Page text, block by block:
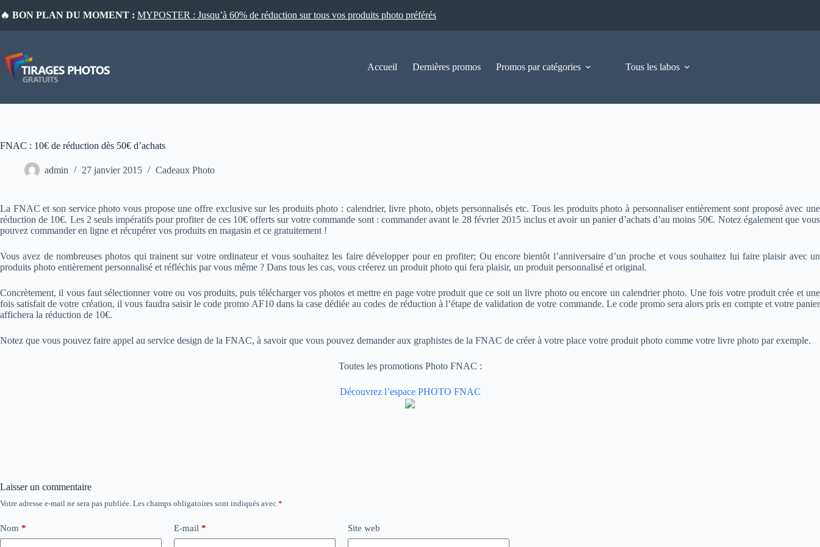
au
🔥 BON PLAN DU MOMENT : MYPOSTER : Jusqu’à 60% de réduction sur tous vos produits photo préférés
Accueil Dernières promos Promos par catégories Tous les labos
FNAC : 10€ de réduction dès 50€ d’achats
admin 27 janvier 2015 Cadeaux Photo
La FNAC et son service photo vous propose une offre exclusive sur les produits photo : calendrier, livre photo, objets personnalisés etc. Tous les produits photo à personnaliser entièrement sont proposé avec une
réduction de 10€. Les 2 seuls impératifs pour profiter de ces 10€ offerts sur votre commande sont : commander avant le 28 février 2015 inclus et avoir un panier d’achats d’au moins 50€. Notez également que vous
pouvez commander en ligne et récupérer vos produits en magasin et ce gratuitement !
Vous avez de nombreuses photos qui trainent sur votre ordinateur et vous souhaitez les faire développer pour en profiter; Ou encore bientôt l’anniversaire d’un proche et vous souhaitez lui faire plaisir avec un
produits photo entièrement personnalisé et réfléchis par vous même ? Dans tous les cas, vous créerez un produit photo qui fera plaisir, un produit personnalisé et original.
Concrètement, il vous faut sélectionner votre ou vos produits, puis télécharger vos photos et mettre en page votre produit que ce soit un livre photo ou encore un calendrier photo. Une fois votre produit crée et une
fois satisfait de votre création, il vous faudra saisir le code promo AF10 dans la case dédiée au codes de réduction à l’étape de validation de votre commande. Le code promo sera alors pris en compte et votre panier
affichera la réduction de 10€.
Notez que vous pouvez faire appel au service design de la FNAC, à savoir que vous pouvez demander aux graphistes de la FNAC de créer à votre place votre produit photo comme votre livre photo par exemple.
Toutes les promotions Photo FNAC :
Découvrez l’espace PHOTO FNAC
Laisser un commentaire
Votre adresse e-mail ne sera pas publiée. Les champs obligatoires sont indiqués avec *
Nom * E-mail * Site web